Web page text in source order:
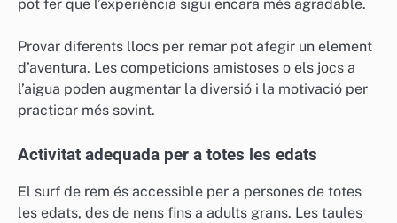
pot fer que l’experiència sigui encara més agradable.
Provar diferents llocs per remar pot afegir un element
d’aventura. Les competicions amistoses o els jocs a
l’aigua poden augmentar la diversió i la motivació per
practicar més sovint.
Activitat adequada per a totes les edats
El surf de rem és accessible per a persones de totes
les edats, des de nens fins a adults grans. Les taules